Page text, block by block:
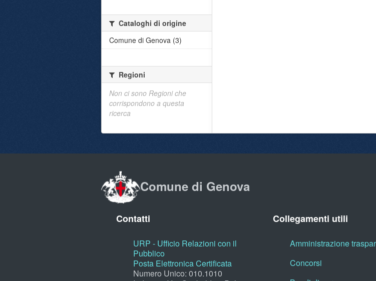
Cataloghi di origine
Comune di Genova (3)
Regioni
Non ci sono Regioni che
corrispondono a questa
ricerca
Comune di Genova
Contatti
URP - Ufficio Relazioni con il
Pubblico
Posta Elettronica Certificata
Numero Unico: 010.1010
Collegamenti utili
Amministrazione
Concorsi